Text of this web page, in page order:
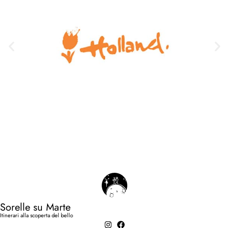
Sorelle su Marte
Itinerari alla scoperta del bello